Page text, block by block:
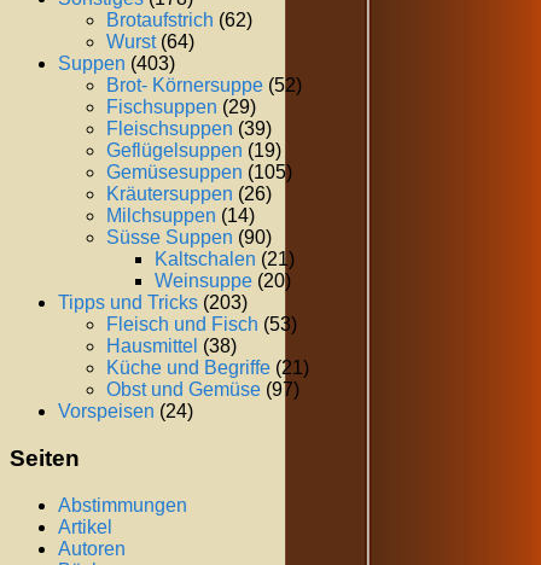
Brotaufstrich (62)
Wurst(64)
Suppen (403)
Brot- Körnersuppe (52)
Fischsuppen (29)
Fleischsuppen (39)
Geflügelsuppen (19)
Gemüsesuppen (105)
Kräutersuppen (26)
Milchsuppen (14)
Süsse Suppen (90)
Kaltschalen (21)
Weinsuppe (20)
Tipps und Tricks (203)
Fleisch und Fisch (53)
Hausmittel (38)
Küche und Begriffe (21)
Obst und Gemüse (97)
Vorspeisen (24)
Seiten
Abstimmungen
Artikel
Autoren